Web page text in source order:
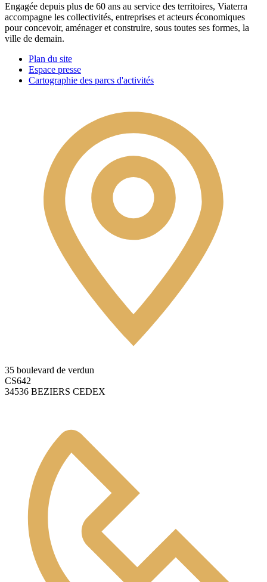
Engagée depuis plus de 60 ans au service des territoires, Viaterra
accompagne les collectivités, entreprises et acteurs économiques
pour concevoir, aménager et construire, sous toutes ses formes, la
ville de demain.
Plan du site
Espace presse
Cartographie des parcs d'activités
35 boulevard de verdun
CS642
34536 BEZIERS CEDEX